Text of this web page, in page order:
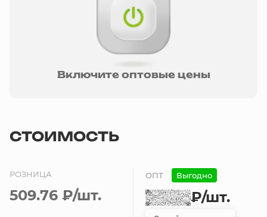
Включите оптовые цены
СТОИМОСТЬ
РОЗНИЦА
509.76 ₽/шт.
ОПТ Выгодно
₽/шт.